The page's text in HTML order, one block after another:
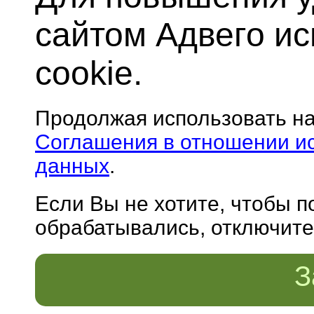
сайтом Адвего
cookie.
Продолжая использовать
Соглашения в отношении
данных.
Если Вы не хотите, чтобы
обрабатывались,